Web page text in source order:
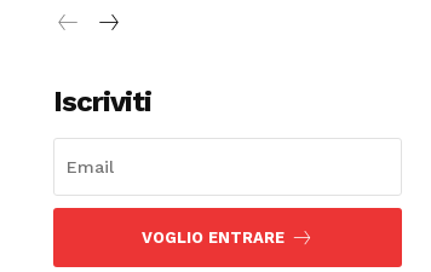
Iscriviti
VOGLIO ENTRARE